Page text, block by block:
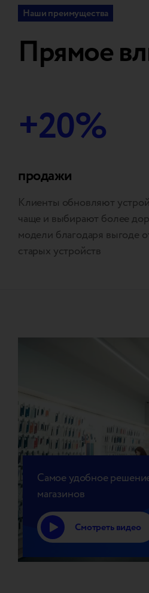
Наши преимущества
Прямое
+20%
продажи
Клиенты обновляют
чаще и выбирают более
модели благодаря выгоде
старых устройств
Самое удобное
магазинов
Смотреть видео